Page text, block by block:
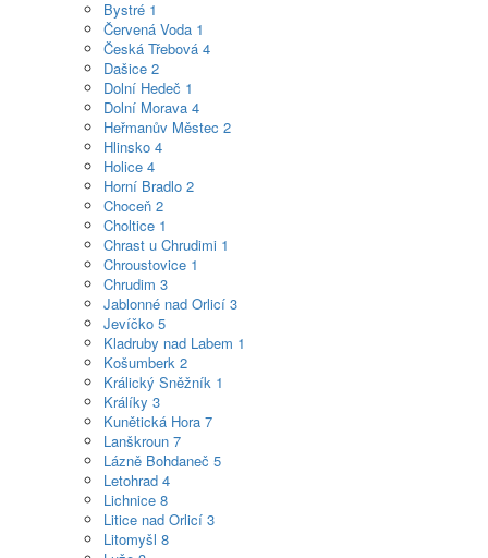
Bystré 1
Červená Voda 1
Česká Třebová 4
Dašice 2
Dolní Hedeč 1
Dolní Morava 4
Heřmanův Městec 2
Hlinsko 4
Holice 4
Horní Bradlo 2
Choceň 2
Choltice 1
Chrast u Chrudimi 1
Chroustovice 1
Chrudim 3
Jablonné nad Orlicí 3
Jevíčko 5
Kladruby nad Labem 1
Košumberk 2
Králický Sněžník 1
Králíky 3
Kunětická Hora 7
Lanškroun 7
Lázně Bohdaneč 5
Letohrad 4
Lichnice 8
Litice nad Orlicí 3
Litomyšl 8